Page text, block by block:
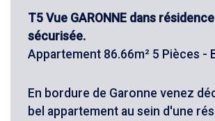
T5 Vue GARONNE dans
sécurisée.
Appartement 86.66m² 5 Pièces -
En bordure de Garonne venez
bel appartement au sein d'une